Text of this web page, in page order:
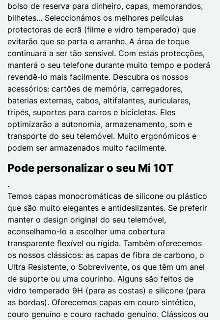
bolso de reserva para dinheiro, capas, memorandos,
bilhetes... Seleccionámos os melhores películas
protectoras de ecrã (filme e vidro temperado) que
evitarão que se parta e arranhe. A área de toque
continuará a ser tão sensível. Com estas protecções,
manterá o seu telefone durante muito tempo e poderá
revendê-lo mais facilmente. Descubra os nossos
acessórios: cartões de memória, carregadores,
baterias externas, cabos, altifalantes, auriculares,
tripés, suportes para carros e bicicletas. Eles
optimizarão a autonomia, armazenamento, som e
transporte do seu telemóvel. Muito ergonómicos e
podem ser armazenados muito facilmente.
Pode personalizar o seu Mi 10T
.
Temos capas monocromáticas de silicone ou plástico
que são muito elegantes e antideslizantes. Se preferir
manter o design original do seu telemóvel,
aconselhamo-lo a escolher uma cobertura
transparente flexível ou rígida. Também oferecemos
os nossos clássicos: as capas de fibra de carbono, o
Ultra Resistente, o Sobrevivente, os que têm um anel
de suporte ou uma courinho. Alguns são feitos de
vidro temperado 9H (para as costas) e silicone (para
as bordas). Oferecemos capas em couro sintético,
couro genuíno e couro rachado genuíno. Clássicos ou